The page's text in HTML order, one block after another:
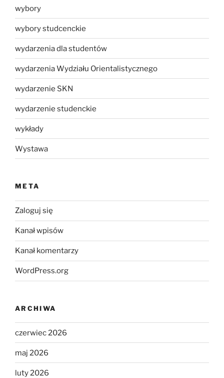
wybory
wybory studcenckie
wydarzenia dla studentów
wydarzenia Wydziału Orientalistycznego
wydarzenie SKN
wydarzenie studenckie
wykłady
Wystawa
META
Zaloguj się
Kanał wpisów
Kanał komentarzy
WordPress.org
ARCHIWA
czerwiec 2026
maj 2026
luty 2026